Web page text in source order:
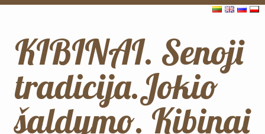
KIBINAI. Senoji
tradicija.Jokio
šaldymo. Kibinai